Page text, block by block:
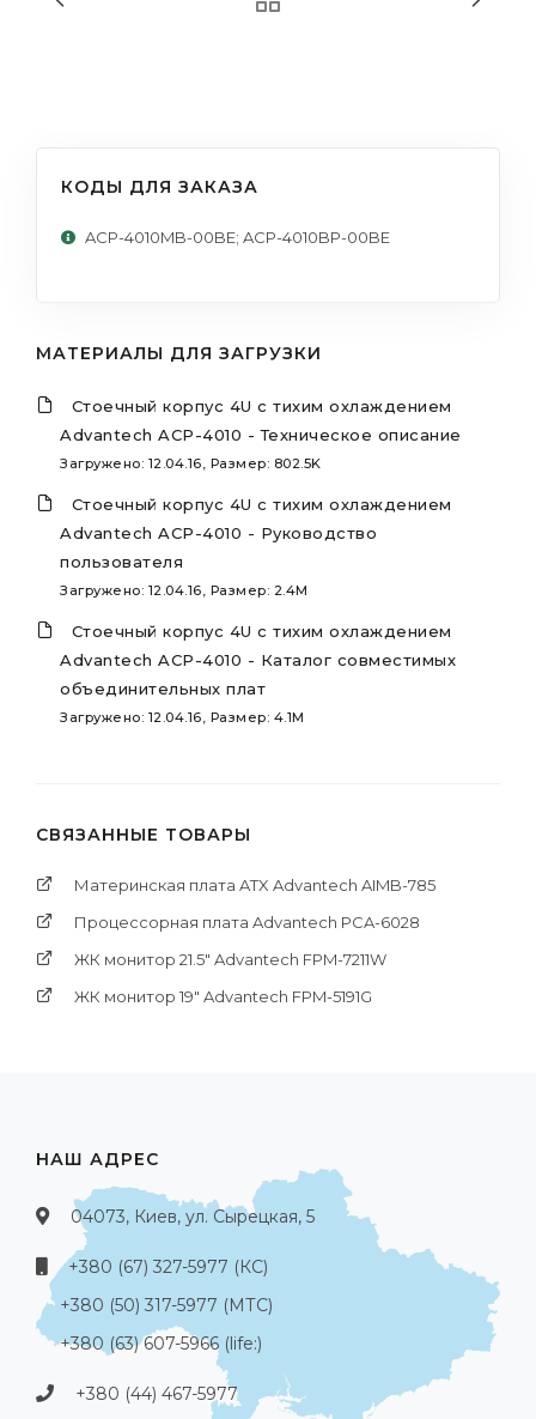
КОДЫ ДЛЯ ЗАКАЗА
ACP-4010MB-00BE; ACP-4010BP-00BE
МАТЕРИАЛЫ ДЛЯ ЗАГРУЗКИ
Стоечный корпус 4U с тихим охлаждением
Advantech ACP-4010 - Техническое описание
Загружено: 12.04.16, Размер: 802.5K
Стоечный корпус 4U с тихим охлаждением
Advantech ACP-4010 - Руководство
пользователя
Загружено: 12.04.16, Размер: 2.4M
Стоечный корпус 4U с тихим охлаждением
Advantech ACP-4010 - Каталог совместимых
объединительных плат
Загружено: 12.04.16, Размер: 4.1M
СВЯЗАННЫЕ ТОВАРЫ
Материнская плата ATX Advantech AIMB-785
Процессорная плата Advantech PCA-6028
ЖК монитор 21.5" Advantech FPM-7211W
ЖК монитор 19" Advantech FPM-5191G
НАШ АДРЕС
04073, Киев, ул. Сырецкая, 5
+380 (67) 327-5977 (КС)
+380 (50) 317-5977 (МТС)
+380 (63) 607-5966 (life:)
+380 (44) 467-5977